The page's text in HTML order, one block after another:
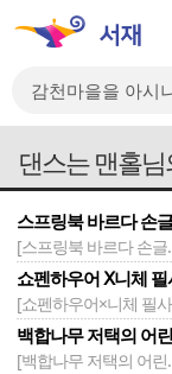
댄스는 맨홀
스프링북 바르다 손
[스프링북 바르다 손글
쇼펜하우어 Ⅹ니체 필
[쇼펜하우어×니체 필
백합나무 저택의 어
[백합나무 저택의 어린